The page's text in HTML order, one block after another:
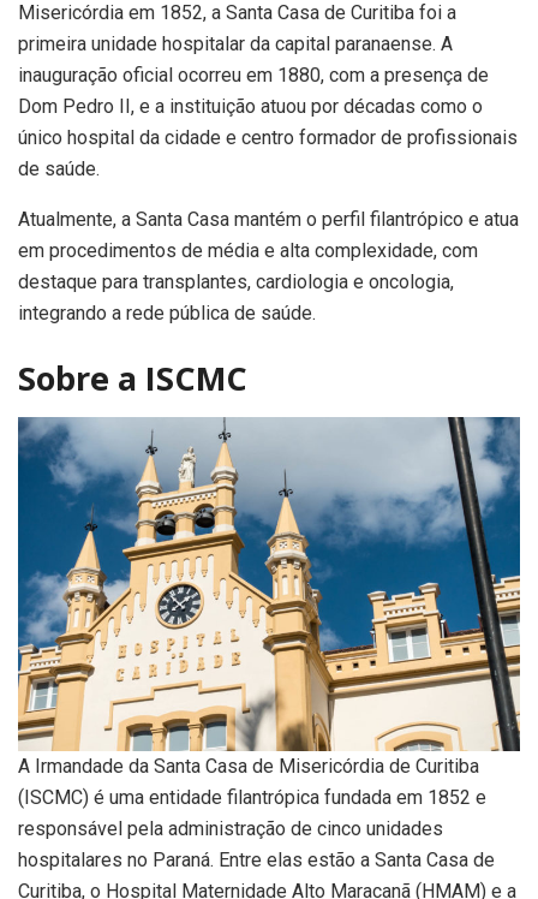
Misericórdia em 1852, a Santa Casa de Curitiba foi a
primeira unidade hospitalar da capital paranaense. A
inauguração oficial ocorreu em 1880, com a presença de
Dom Pedro II, e a instituição atuou por décadas como o
único hospital da cidade e centro formador de profissionais
de saúde.
Atualmente, a Santa Casa mantém o perfil filantrópico e atua
em procedimentos de média e alta complexidade, com
destaque para transplantes, cardiologia e oncologia,
integrando a rede pública de saúde.
Sobre a ISCMC
A Irmandade da Santa Casa de Misericórdia de Curitiba
(ISCMC) é uma entidade filantrópica fundada em 1852 e
responsável pela administração de cinco unidades
hospitalares no Paraná. Entre elas estão a Santa Casa de
Curitiba, o Hospital Maternidade Alto Maracanã (HMAM) e a